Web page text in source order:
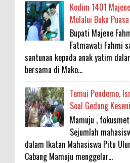
Kodim 1401
Melalui Buka
Bupati Majene
Fatmawati Fahmi
santunan kepada anak yatim
bersama di Mako...
Temui Pendemo,
Soal Gedung
Mamuju ,
Sejumlah
dalam Ikatan Mahasiswa Pitu
Cabang Mamuju menggelar...